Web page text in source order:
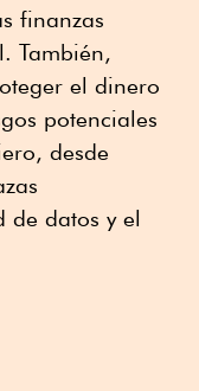
finanzas
También,
el dinero
potenciales
desde
de datos y el